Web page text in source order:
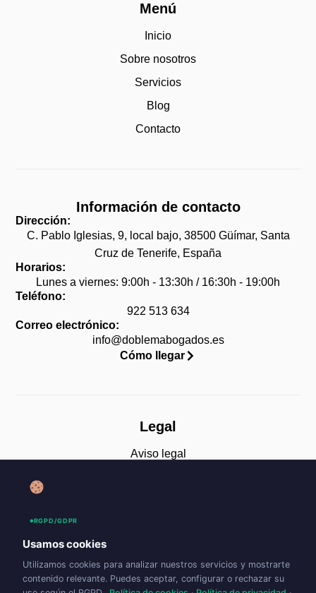
Menú
Inicio
Sobre nosotros
Servicios
Blog
Contacto
Información de contacto
Dirección:
C. Pablo Iglesias, 9, local bajo, 38500 Güímar, Santa
Cruz de Tenerife, España
Horarios:
Lunes a viernes: 9:00h - 13:30h / 16:30h - 19:00h
Teléfono:
922 513 634
Correo electrónico:
info@doblemabogados.es
Cómo llegar
Legal
Aviso legal
RGPD/GDPR
Usamos cookies
Utilizamos cookies para analizar nuestros servicios y mostrarte
contenido relevante. Puedes aceptar, configurar o rechazar su